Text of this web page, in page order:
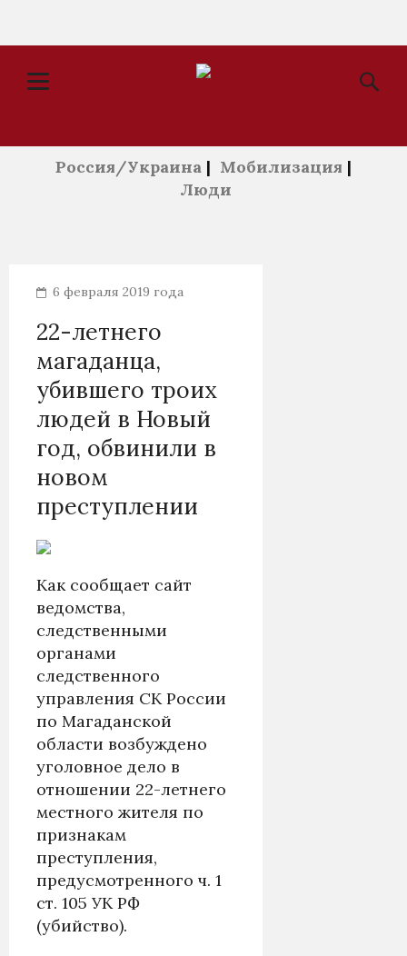
Россия/Украина | Мобилизация |
Люди
6 февраля 2019 года
22-летнего
магаданца,
убившего троих
людей в Новый
год, обвинили в
новом
преступлении
Как сообщает сайт
ведомства,
следственными
органами
следственного
управления СК России
по Магаданской
области возбуждено
уголовное дело в
отношении 22-летнего
местного жителя по
признакам
преступления,
предусмотренного ч. 1
ст. 105 УК РФ
(убийство).